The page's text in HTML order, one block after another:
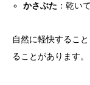
かさぶた ：乾い
自然に軽快するこ
ることがあります。